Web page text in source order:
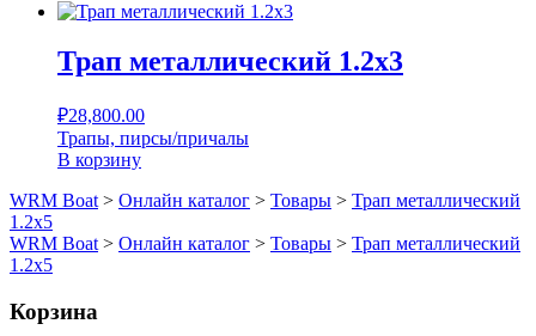
Трап металлический 1.2х3
₽28,800.00
Трапы, пирсы/причалы
В корзину
WRM Boat > Онлайн каталог > Товары > Трап металлический
1.2х5
WRM Boat > Онлайн каталог > Товары > Трап металлический
1.2х5
Корзина